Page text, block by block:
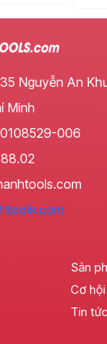
Nguyễn An
Minh
006
Sản
Cơ
Tin tức